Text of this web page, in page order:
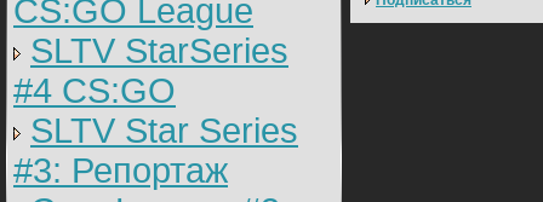
CS:GO League
SLTV StarSeries
#4 CS:GO
SLTV Star Series
#3: Репортаж